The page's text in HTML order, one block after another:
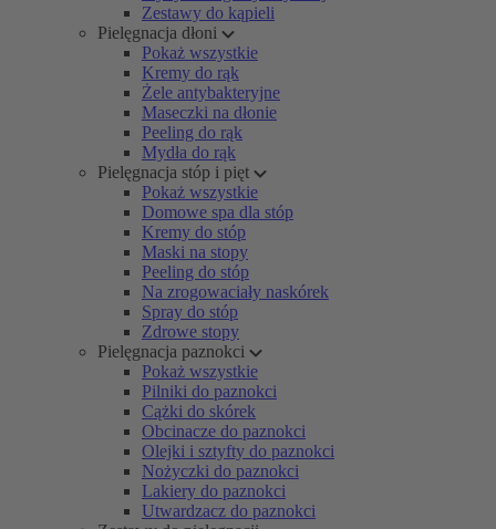
Zestawy do kąpieli
Pielęgnacja dłoni
Pokaż wszystkie
Kremy do rąk
Żele antybakteryjne
Maseczki na dłonie
Peeling do rąk
Mydła do rąk
Pielęgnacja stóp i pięt
Pokaż wszystkie
Domowe spa dla stóp
Kremy do stóp
Maski na stopy
Peeling do stóp
Na zrogowaciały naskórek
Spray do stóp
Zdrowe stopy
Pielęgnacja paznokci
Pokaż wszystkie
Pilniki do paznokci
Cążki do skórek
Obcinacze do paznokci
Olejki i sztyfty do paznokci
Nożyczki do paznokci
Lakiery do paznokci
Utwardzacz do paznokci